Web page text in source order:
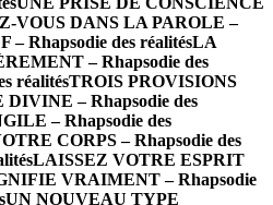
VOUS DANS LA PAROLE –
Rhapsodie des réalitésLA
– Rhapsodie des
réalitésTROIS PROVISIONS
DIVINE – Rhapsodie des
– Rhapsodie des
CORPS – Rhapsodie des
LAISSEZ VOTRE ESPRIT
VRAIMENT – Rhapsodie
UN NOUVEAU TYPE